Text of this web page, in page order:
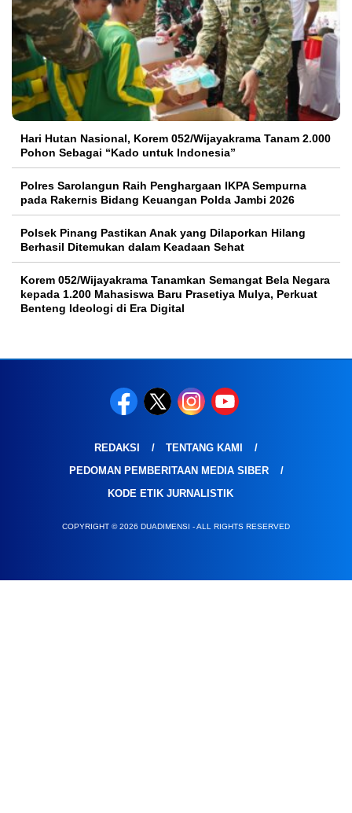
Hari Hutan Nasional, Korem 052/Wijayakrama Tanam 2.000
Pohon Sebagai “Kado untuk Indonesia”
Polres Sarolangun Raih Penghargaan IKPA Sempurna
pada Rakernis Bidang Keuangan Polda Jambi 2026
Polsek Pinang Pastikan Anak yang Dilaporkan Hilang
Berhasil Ditemukan dalam Keadaan Sehat
Korem 052/Wijayakrama Tanamkan Semangat Bela Negara
kepada 1.200 Mahasiswa Baru Prasetiya Mulya, Perkuat
Benteng Ideologi di Era Digital
REDAKSI
TENTANG KAMI
PEDOMAN PEMBERITAAN MEDIA SIBER
KODE ETIK JURNALISTIK
COPYRIGHT © 2026 DUADIMENSI - ALL RIGHTS RESERVED